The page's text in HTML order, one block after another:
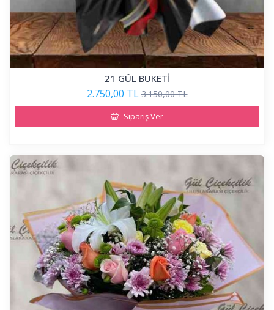
21 GÜL BUKETİ
2.750,00 TL 3.150,00 TL
Sipariş Ver